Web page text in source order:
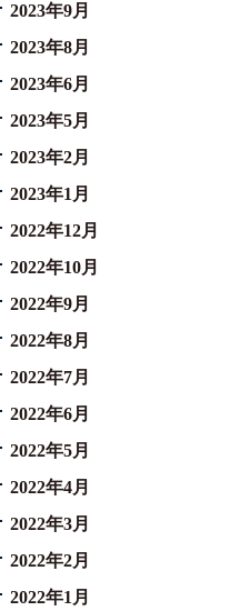
2023年9月
2023年8月
2023年6月
2023年5月
2023年2月
2023年1月
2022年12月
2022年10月
2022年9月
2022年8月
2022年7月
2022年6月
2022年5月
2022年4月
2022年3月
2022年2月
2022年1月